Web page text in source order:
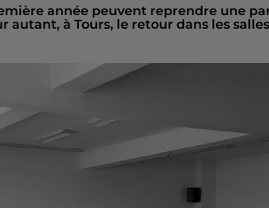
année peuvent reprendre une
autant, à Tours, le retour dans les